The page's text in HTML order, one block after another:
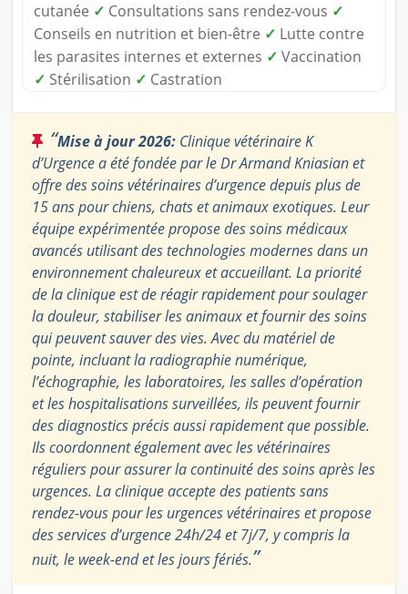
cutanée ✓ Consultations sans rendez-vous ✓
Conseils en nutrition et bien-être ✓ Lutte contre
les parasites internes et externes ✓ Vaccination
✓ Stérilisation ✓ Castration
“Mise à jour 2026: Clinique vétérinaire K
d’Urgence a été fondée par le Dr Armand Kniasian et
offre des soins vétérinaires d’urgence depuis plus de
15 ans pour chiens, chats et animaux exotiques. Leur
équipe expérimentée propose des soins médicaux
avancés utilisant des technologies modernes dans un
environnement chaleureux et accueillant. La priorité
de la clinique est de réagir rapidement pour soulager
la douleur, stabiliser les animaux et fournir des soins
qui peuvent sauver des vies. Avec du matériel de
pointe, incluant la radiographie numérique,
l’échographie, les laboratoires, les salles d’opération
et les hospitalisations surveillées, ils peuvent fournir
des diagnostics précis aussi rapidement que possible.
Ils coordonnent également avec les vétérinaires
réguliers pour assurer la continuité des soins après les
urgences. La clinique accepte des patients sans
rendez-vous pour les urgences vétérinaires et propose
des services d’urgence 24h/24 et 7j/7, y compris la
nuit, le week-end et les jours fériés.”